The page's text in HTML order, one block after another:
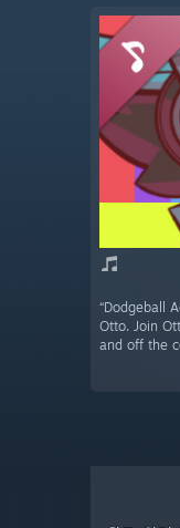
“Dodgeball
Otto. Join
and off the